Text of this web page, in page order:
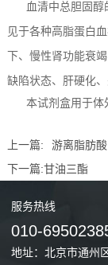
血清中总胆固醇
见于各种高脂蛋白
下、慢性肾功能衰
缺陷状态、肝硬化
本试剂盒用于体
上一篇:
游离脂肪酸
下一篇:甘油三酯
服务热线
010-
地址：北京市通州